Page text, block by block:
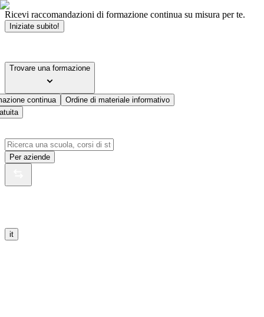
Ricevi raccomandazioni di formazione continua su misura per te.
Iniziate subito!
Trovare una formazione
continua
Ordine di materiale informativo
Per aziende
it